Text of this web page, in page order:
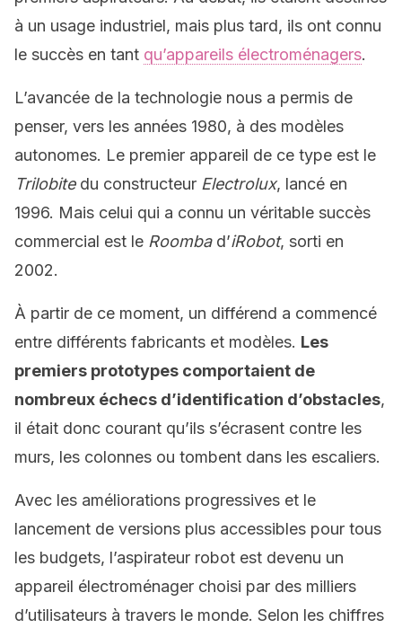
à un usage industriel, mais plus tard, ils ont connu
le succès en tant qu’appareils électroménagers.
L’avancée de la technologie nous a permis de
penser, vers les années 1980, à des modèles
autonomes. Le premier appareil de ce type est le
Trilobitedu constructeur Electrolux, lancé en
1996. Mais celui qui a connu un véritable succès
commercial est le Roombad’iRobot, sorti en
2002.
À partir de ce moment, un différend a commencé
entre différents fabricants et modèles. Les
premiers prototypes comportaient de
nombreux échecs d’identification d’obstacles,
il était donc courant qu’ils s’écrasent contre les
murs, les colonnes ou tombent dans les escaliers.
Avec les améliorations progressives et le
lancement de versions plus accessibles pour tous
les budgets, l’aspirateur robot est devenu un
appareil électroménager choisi par des milliers
d’utilisateurs à travers le monde. Selon les chiffres